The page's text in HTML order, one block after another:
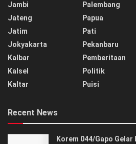
Jambi
Jateng
Jatim
Jokyakarta
Kalbar
Kalsel
Kaltar
Palembang
Papua
Pati
Pekanbaru
Pemberitaan
Politik
Puisi
Recent News
Korem 044/Gapo